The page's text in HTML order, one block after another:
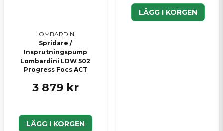
LOMBARDINI
Spridare /
Insprutningspump
Lombardini LDW 502
Progress Focs ACT
3 879 kr
LÄGG I KORGEN
LÄGG I KORGEN